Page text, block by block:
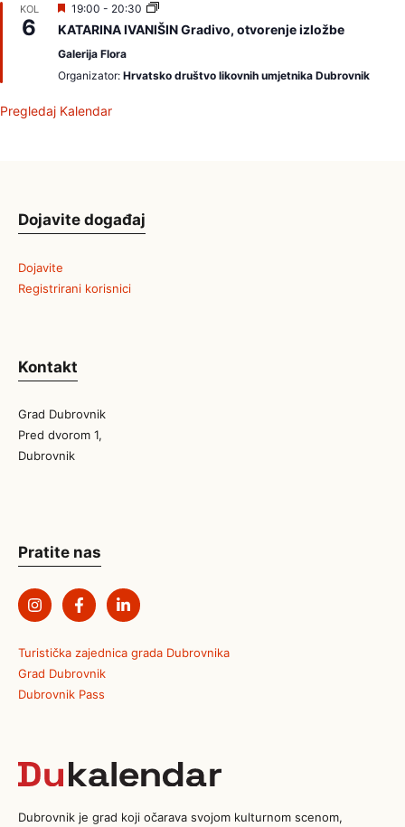
KOL
6
I
z
d
v
j
m
19:00 - 20:30
KATARINA IVANIŠIN Gradivo, otvorenje izložbe
Galerija Flora
Organizator: Hrvatsko društvo likovnih umjetnika Dubrovnik
Pregledaj Kalendar
Dojavite događaj
Dojavite
Registrirani korisnici
Kontakt
Grad Dubrovnik
Pred dvorom 1,
Dubrovnik
Pratite nas
Turistička zajednica grada Dubrovnika
Grad Dubrovnik
Dubrovnik Pass
Dubrovnik je grad koji očarava svojom kulturnom scenom,